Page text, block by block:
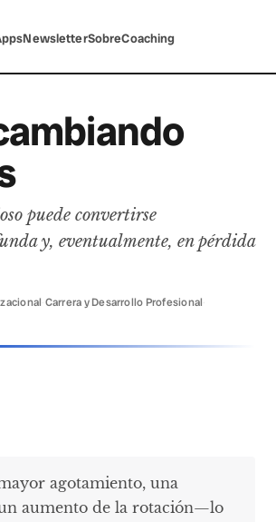
NewsletterSobreCoaching
puede convertirse
y, eventualmente, en pérdida
Carrera y Desarrollo Profesional
agotamiento, una
aumento de la rotación—lo